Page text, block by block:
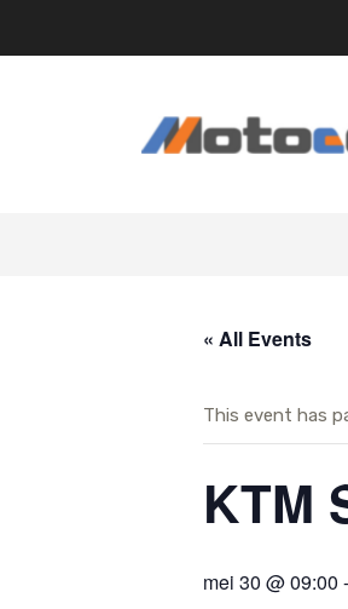
« All Events
This event has
KTM
mei 30 @ 09:00 -